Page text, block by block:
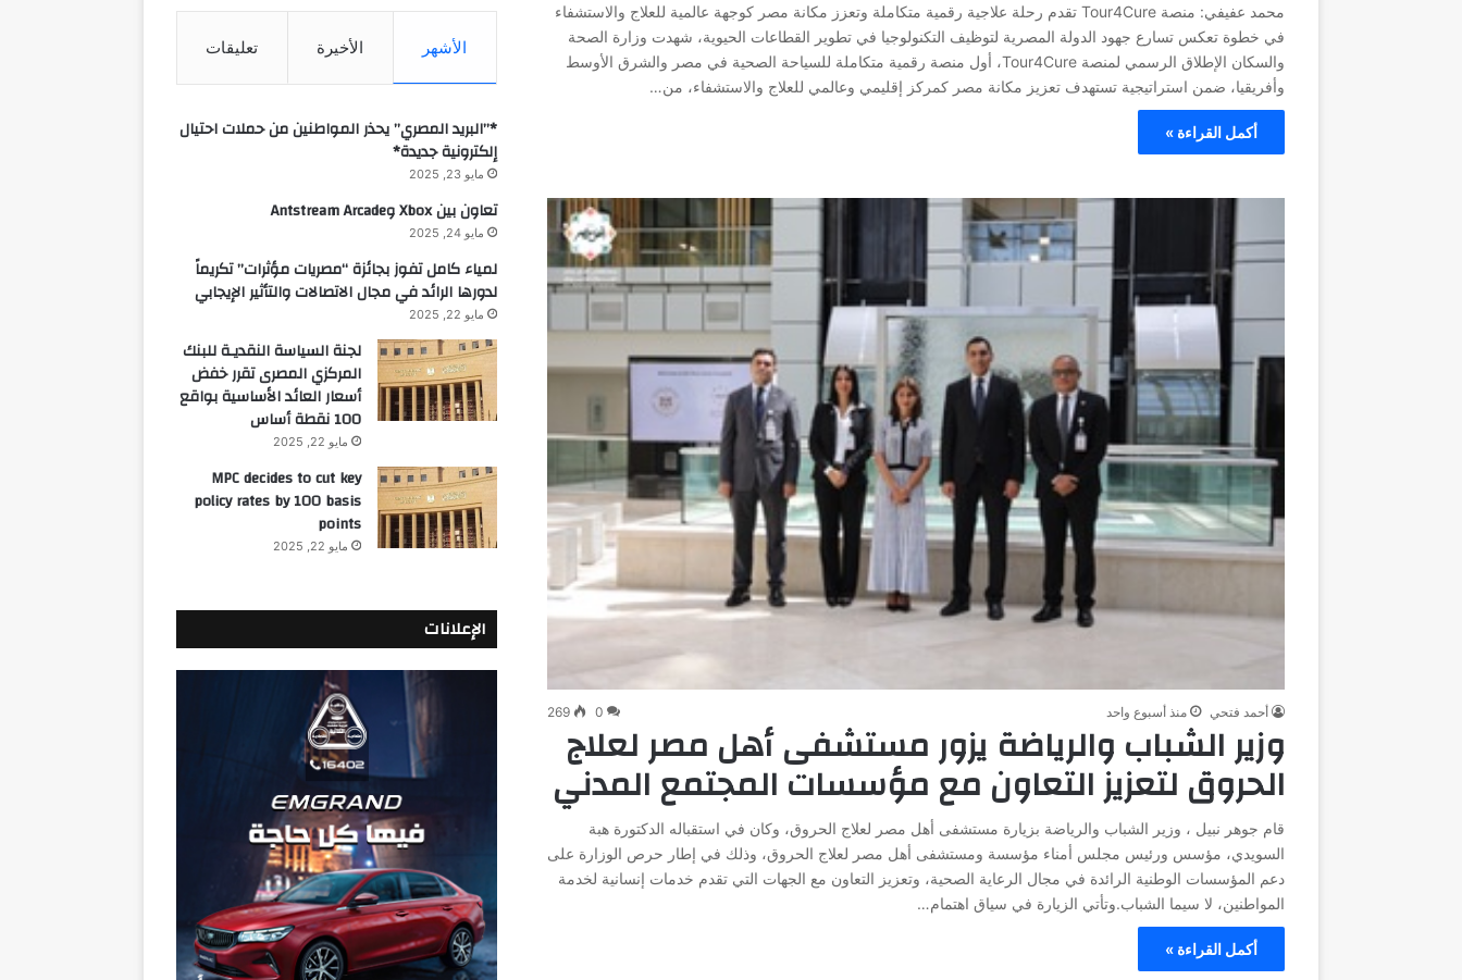
محمد عفيفي: منصة Tour4Cure تقدم رحلة علاجية رقمية متكاملة وتعزز مكانة مصر كوجهة عالمية للعلاج والاستشفاء
في خطوة تعكس تسارع جهود الدولة المصرية لتوظيف التكنولوجيا في تطوير القطاعات الحيوية، شهدت وزارة الصحة
والسكان الإطلاق الرسمي لمنصة Tour4Cure، أول منصة رقمية متكاملة للسياحة الصحية في مصر والشرق الأوسط
وأفريقيا، ضمن استراتيجية تستهدف تعزيز مكانة مصر كمركز إقليمي وعالمي للعلاج والاستشفاء، من…
أكمل القراءة »
أحمد فتحي منذ أسبوع واحد 0
269
وزير الشباب والرياضة يزور مستشفى أهل مصر لعلاج
الحروق لتعزيز التعاون مع مؤسسات المجتمع المدني
قام جوهر نبيل ، وزير الشباب والرياضة بزيارة مستشفى أهل مصر لعلاج الحروق، وكان في استقباله الدكتورة هبة
السويدي، مؤسس ورئيس مجلس أمناء مؤسسة ومستشفى أهل مصر لعلاج الحروق، وذلك في إطار حرص الوزارة على
دعم المؤسسات الوطنية الرائدة في مجال الرعاية الصحية، وتعزيز التعاون مع الجهات التي تقدم خدمات إنسانية لخدمة
المواطنين، لا سيما الشباب.وتأتي الزيارة في سياق اهتمام…
أكمل القراءة »
الأشهر الأخيرة تعليقات
*”البريد المصري” يحذر المواطنين من حملات احتيال
إلكترونية جديدة*
مايو 23, 2025
تعاون بين Xbox وAntstream Arcade
مايو 24, 2025
لمياء كامل تفوز بجائزة “مصريات مؤثرات” تكريماً
لدورها الرائد في مجال الاتصالات والتأثير الإيجابي
مايو 22, 2025
لجنة السياسة النقديـة للبنك
المركزي المصرى تقرر خفض
أسعار العائد الأساسية بواقع
100 نقطة أساس
مايو 22, 2025
MPC decides to cut key
policy rates by 100 basis
points
مايو 22, 2025
الإعلانات